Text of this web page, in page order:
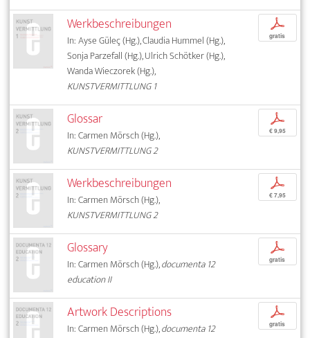
Werkbeschreibungen
In: Ayse Güleç (Hg.), Claudia Hummel (Hg.),
Sonja Parzefall (Hg.), Ulrich Schötker (Hg.),
Wanda Wieczorek (Hg.),
KUNSTVERMITTLUNG 1
p
gratis
Glossar
In: Carmen Mörsch (Hg.),
KUNSTVERMITTLUNG 2
p
€ 9,95
Werkbeschreibungen
In: Carmen Mörsch (Hg.),
KUNSTVERMITTLUNG 2
p
€ 7,95
Glossary
In: Carmen Mörsch (Hg.),documenta 12
education II
p
gratis
Artwork Descriptions
In: Carmen Mörsch (Hg.),documenta 12
p
gratis